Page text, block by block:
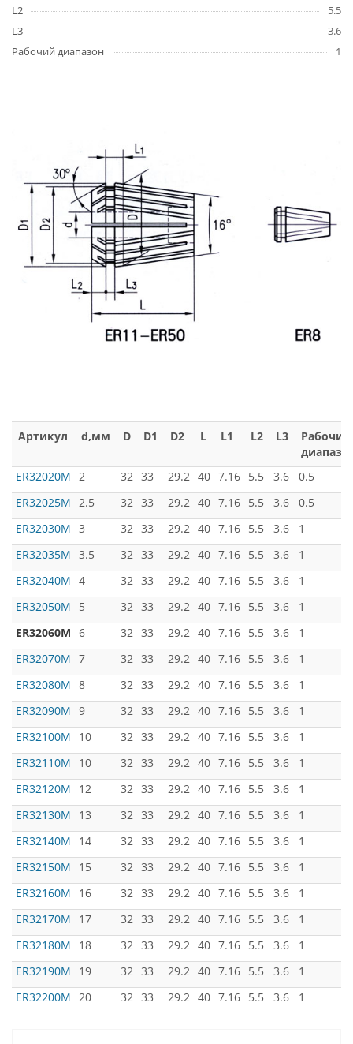
L2
5.5
L3
3.6
Рабочий диапазон
1
Артикул d,мм D D1 D2 L L1 L2 L3
Рабочий
ER32020M 2 32 33 29.2 40 7.16 5.5 3.6
0.5
ER32025M 2.5 32 33 29.2 40 7.16 5.5 3.6
0.5
ER32030M 3 32 33 29.2 40 7.16 5.5 3.6
1
ER32035M 3.5 32 33 29.2 40 7.16 5.5 3.6
1
ER32040M 4 32 33 29.2 40 7.16 5.5 3.6
1
ER32050M
5 32 33 29.2 40 7.16 5.5 3.6
1
ER32060M 6 32 33 29.2 40 7.16 5.5 3.6
1
ER32070M 7 32 33 29.2 40 7.16 5.5 3.6
1
ER32080M 8 32 33 29.2 40 7.16 5.5 3.6
1
ER32090M 9 32 33 29.2 40 7.16 5.5 3.6
1
ER32100M
10 32 33 29.2 40 7.16 5.5 3.6
1
ER32110M
10 32 33 29.2 40 7.16 5.5 3.6
1
ER32120M
12 32 33 29.2 40 7.16 5.5 3.6
1
ER32130M
13 32 33 29.2 40 7.16 5.5 3.6
1
ER32140M
14 32 33 29.2 40 7.16 5.5 3.6
1
ER32150M
15 32 33 29.2 40 7.16 5.5 3.6
1
ER32160M
16 32 33 29.2 40 7.16 5.5 3.6
1
ER32170M
17 32 33 29.2 40 7.16 5.5 3.6
1
ER32180M
18 32 33 29.2 40 7.16 5.5 3.6
1
ER32190M
19 32 33 29.2 40 7.16 5.5 3.6
1
ER32200M 20 32 33 29.2 40 7.16 5.5 3.6 1